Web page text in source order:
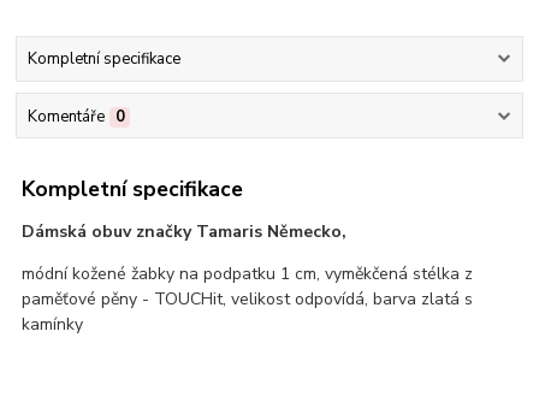
Kompletní specifikace
Komentáře 0
Kompletní specifikace
Dámská obuv značky Tamaris Německo,
módní kožené žabky na podpatku 1 cm, vyměkčená stélka z
paměťové pěny - TOUCHit, velikost odpovídá, barva zlatá s
kamínky